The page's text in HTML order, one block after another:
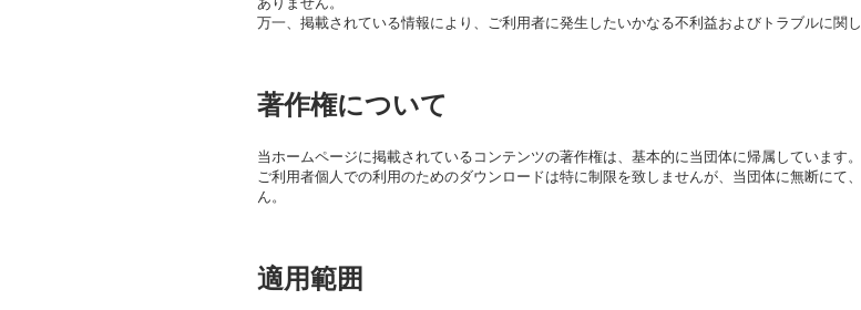
万一、掲載されている情報により、ご利用者に発生したいかなる不利益およびトラブルに関
著作権について
当ホームページに掲載されているコンテンツの著作権は、基本的に当団体に帰属しています。
ご利用者個人での利用のためのダウンロードは特に制限を致しませんが、当団体に無断にて
ん。
適用範囲